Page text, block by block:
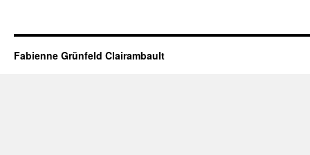
Fabienne Grünfeld Clairambault